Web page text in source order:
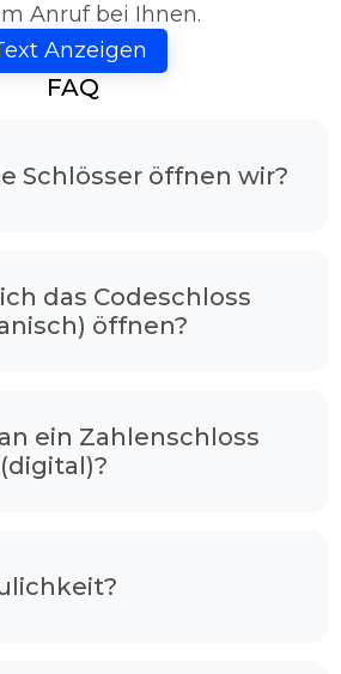
Anruf bei Ihnen.
Duisburg Duissern - Sie
erreicht!
ist 24h rund um die Uhr für
Unser Schlüsseldienst bietet
ist 24/7 in der Woche
sind in ihrem Fachgebiet
und meistern Ihre Arbeit
löst alle Ihre
Anzeigen
FAQ
Schlösser öffnen wir?
das Codeschloss
öffnen?
ein Zahlenschloss